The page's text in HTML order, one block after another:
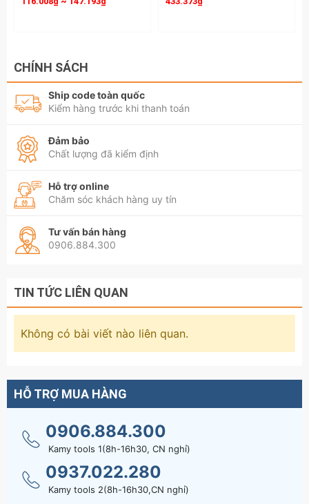
CHÍNH SÁCH
Ship code toàn quốc
Kiểm hàng trước khi thanh toán
Đảm bảo
Chất lượng đã kiểm định
Hỗ trợ online
Chăm sóc khách hàng uy tín
Tư vấn bán hàng
0906.884.300
TIN TỨC LIÊN QUAN
Không có bài viết nào liên quan.
HỖ TRỢ MUA HÀNG
0906.884.300
Kamy tools 1(8h-16h30, CN nghỉ)
0937.022.280
Kamy tools 2(8h-16h30,CN nghỉ)